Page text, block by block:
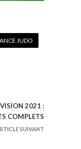
JUDO
2021 :
COMPLETS
SUIVANT